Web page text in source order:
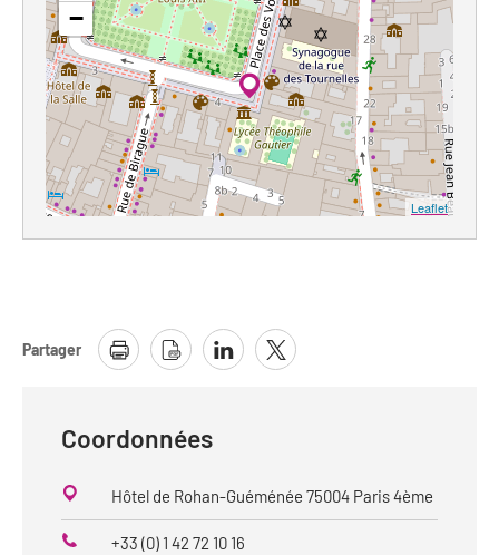
−
Leaflet
Partager
Coordonnées
Hôtel de Rohan-Guéménée 75004 Paris 4ème
+33 (0) 1 42 72 10 16